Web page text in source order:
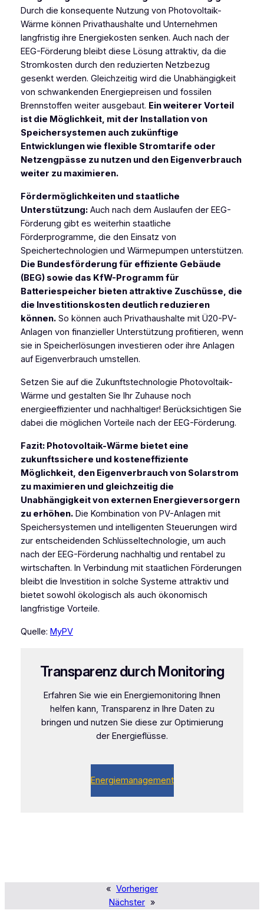
Durch die konsequente Nutzung von Photovoltaik-
Wärme können Privathaushalte und Unternehmen
langfristig ihre Energiekosten senken. Auch nach der
EEG-Förderung bleibt diese Lösung attraktiv, da die
Stromkosten durch den reduzierten Netzbezug
gesenkt werden. Gleichzeitig wird die Unabhängigkeit
von schwankenden Energiepreisen und fossilen
Brennstoffen weiter ausgebaut. Ein weiterer Vorteil
ist die Möglichkeit, mit der Installation von
Speichersystemen auch zukünftige
Entwicklungen wie flexible Stromtarife oder
Netzengpässe zu nutzen und den Eigenverbrauch
weiter zu maximieren.
Fördermöglichkeiten und staatliche
Unterstützung:Auch nach dem Auslaufen der EEG-
Förderung gibt es weiterhin staatliche
Förderprogramme, die den Einsatz von
Speichertechnologien und Wärmepumpen unterstützen.
Die Bundesförderung für effiziente Gebäude
(BEG) sowie das KfW-Programm für
Batteriespeicher bieten attraktive Zuschüsse, die
die Investitionskosten deutlich reduzieren
können.So können auch Privathaushalte mit Ü20-PV-
Anlagen von finanzieller Unterstützung profitieren, wenn
sie in Speicherlösungen investieren oder ihre Anlagen
auf Eigenverbrauch umstellen.
Setzen Sie auf die Zukunftstechnologie Photovoltaik-
Wärme und gestalten Sie Ihr Zuhause noch
energieeffizienter und nachhaltiger! Berücksichtigen Sie
dabei die möglichen Vorteile nach der EEG-Förderung.
Fazit: Photovoltaik-Wärme bietet eine
zukunftssichere und kosteneffiziente
Möglichkeit, den Eigenverbrauch von Solarstrom
zu maximieren und gleichzeitig die
Unabhängigkeit von externen Energieversorgern
zu erhöhen.Die Kombination von PV-Anlagen mit
Speichersystemen und intelligenten Steuerungen wird
zur entscheidenden Schlüsseltechnologie, um auch
nach der EEG-Förderung nachhaltig und rentabel zu
wirtschaften. In Verbindung mit staatlichen Förderungen
bleibt die Investition in solche Systeme attraktiv und
bietet sowohl ökologisch als auch ökonomisch
langfristige Vorteile.
Quelle: MyPV
Transparenz durch Monitoring
Erfahren Sie wie ein Energiemonitoring Ihnen
helfen kann, Transparenz in Ihre Daten zu
bringen und nutzen Sie diese zur Optimierung
der Energieflüsse.
Energiemanagement
« Vorheriger
Nächster »